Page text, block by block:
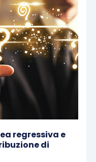
regressiva e
di